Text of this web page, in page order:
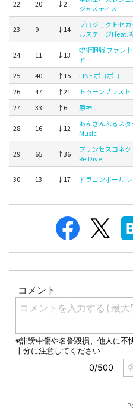
22 20 ↓2
ジャスティス
23 9 ↓14
プロジェクトセカ
ルステージ! feat.
24 11 ↓13
呪術廻戦 ファン
ド
25 40 ↑15 LINE ポコポコ
26
47 ↑21 トゥーンブラスト
27
33 ↑6 原神
28 16 ↓12
あんさんぶるスタ
Music
29 65 ↑36
プリンセスコネク
Re:Dive
30 13 ↓17 ドラゴンボール